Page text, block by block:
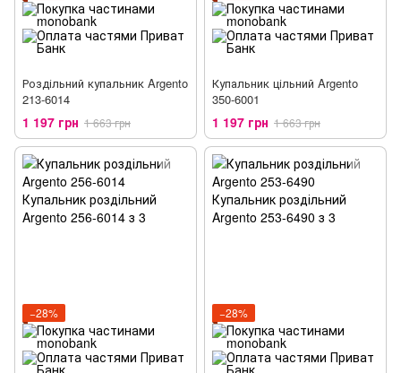
Роздільний купальник Argento
213-6014
1 197 грн 1 663 грн
Купальник цільний Argento
350-6001
1 197 грн 1 663 грн
−28% −28%